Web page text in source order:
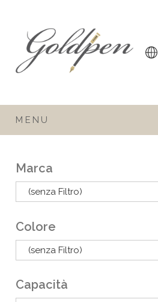
MENU
Marca
(senza Filtro)
Colore
(senza Filtro)
Capacità